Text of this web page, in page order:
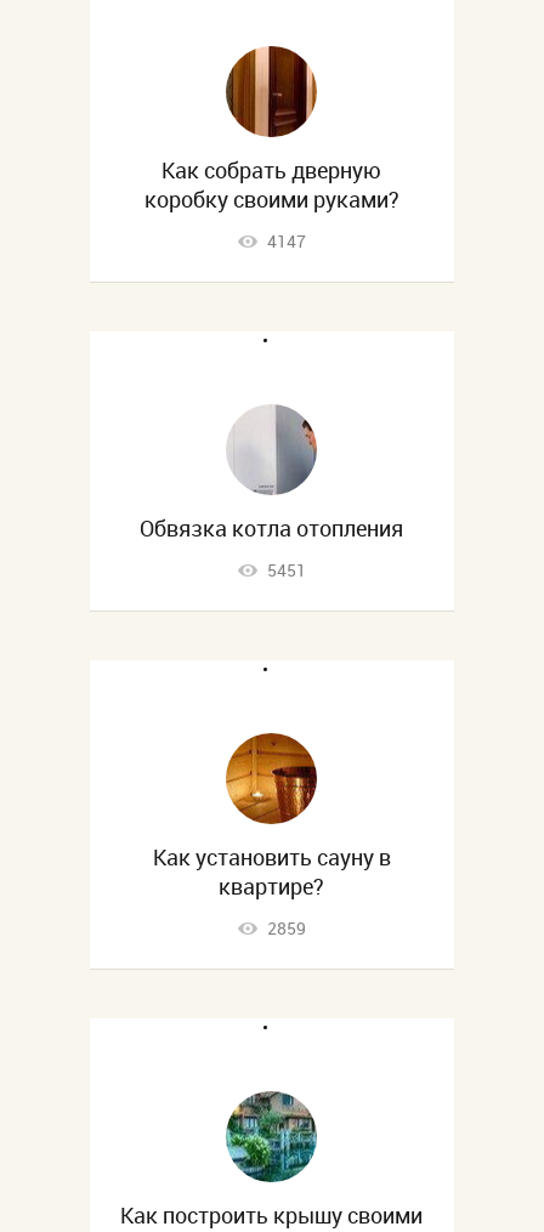
Как собрать дверную
коробку своими руками?
4147
Обвязка котла отопления
5451
Как установить сауну в
квартире?
2859
Как построить крышу своими